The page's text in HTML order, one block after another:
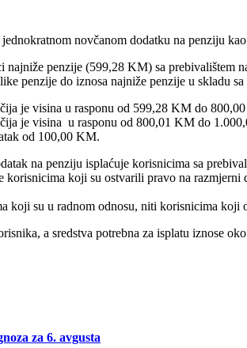
novčanom dodatku na penziju
najniže penzije (599,28 KM) sa
penzije do iznosa najniže penzije u skladu
je visina u rasponu od 599,28 KM do
je visina u rasponu od 800,01 KM do
od 100,00 KM.
na penziju isplaćuje korisnicima sa
korisnicima koji su ostvarili pravo na
koji su u radnom odnosu, niti korisnicima koji
a sredstva potrebna za isplatu iznose
za 6. avgusta